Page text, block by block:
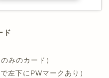
ド
みのカード）
左下にPWマークあり）